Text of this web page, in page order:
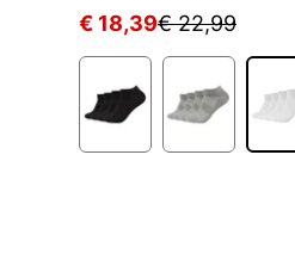
€ 18,39€ 22,99